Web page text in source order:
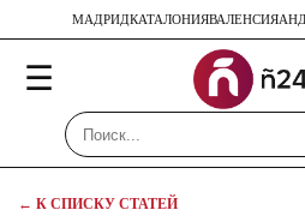
МАДРИДКАТАЛОНИЯВАЛЕНСИЯ
☰
← К СПИСКУ СТАТЕЙ